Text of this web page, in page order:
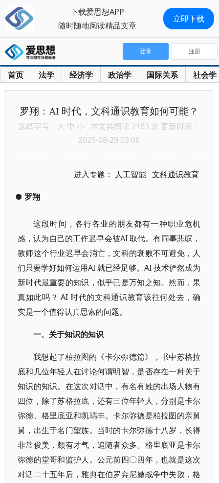
首页 法学 经济学 政治学 国际关系 社会学
登录 注册
罗翔：AI 时代，文科通识教育如何可能？
选择字号： 大 中 小 本文共阅读 2163 次 更新时间：
2025-08-29 03:06
进入专题： 人工智能 文科通识教育
● 罗翔
这段时间，各行各业的朋友都有一种职业危机
感，认为自己的工作迟早会被AI 取代。有同事悲叹，
教师这个行业迟早会消亡，文科的衰败不可避免，人
们只要学好如何运用AI 就已经足够。AI 技术俨然成为
新时代最重要的知识，似乎已是万知之知。然而，果
真如此吗？ AI 时代的文科通识教育该往何处去，确
实是一个值得认真思索的问题。
一、关于知识的知识
我想起了柏拉图的《卡尔弥德篇》，书中苏格拉
底和几位年轻人在讨论何谓明智，是否存在一种关于
知识的知识。在这次对话中，有名有姓的出场人物有
四位，除了苏格拉底，还有三位年轻人，分别是卡尔
弥德、格里底亚和凯瑞丰。卡尔弥德是柏拉图的亲舅
舅，出生于名门望族。当时的卡尔弥德十八岁，长得
非常俊美，颇有才气，追随者众多。格里底亚是卡尔
弥德的堂哥和监护人。公元前四〇四年，也就是这次
对话二十五年后，雅典在伯罗奔尼撒战争中失败，格
下载爱思想APP
随时随地阅读精品文章
立即下载